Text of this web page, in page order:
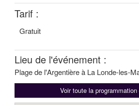
Tarif :
Gratuit
Lieu de l'événement :
Plage de l'Argentière à La Londe-les-
Voir toute la programmation